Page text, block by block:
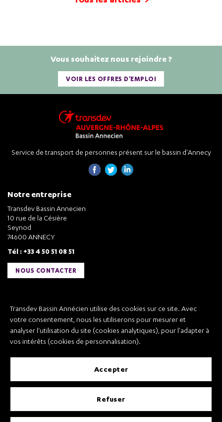
Transdev Bassin Annécien utilise des cookies sur ce site. Avec
votre consentement, nous les utiliserons pour mesurer et
analyser l'utilisation du site (cookies analytiques), pour l'adapter à
vos intérêts (cookies de personnalisation).
accepter
refuser
Vous souhaitez nous rejoindre ?
VOIR LES OFFRES D'EMPLOI
Service de transport de personnes présent sur le bassin d'Annecy
Notre entreprise
Transdev Bassin Annecien
10 rue de la Césière
Seynod
74600 ANNECY
Tél : +33 4 50 51 08 51
NOUS CONTACTER
Transdev Bassin Annécien
Recrutement
Conditions Générales de Vente et Transport
Conditions Générales d’Utilisation
Règlement